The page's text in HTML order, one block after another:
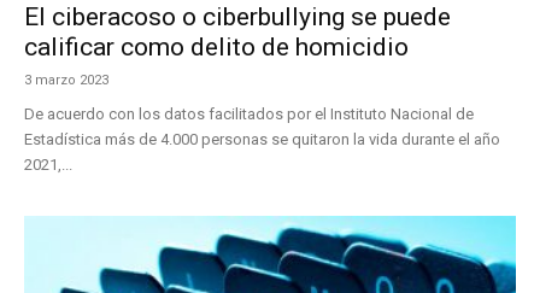
El ciberacoso o ciberbullying se puede
calificar como delito de homicidio
3 marzo 2023
De acuerdo con los datos facilitados por el Instituto Nacional de
Estadística más de 4.000 personas se quitaron la vida durante el año
2021,...